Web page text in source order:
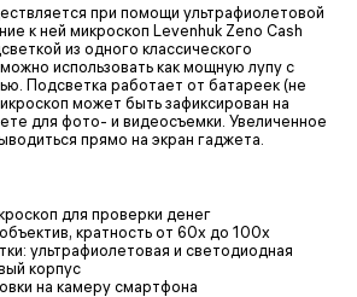
при помощи ультрафиолетовой
к ней микроскоп Levenhuk Zeno Cash
из одного классического
использовать как мощную лупу с
Подсветка работает от батареек (не
может быть зафиксирован на
для фото- и видеосъемки. Увеличенное
прямо на экран гаджета.
для проверки денег
кратность от 60х до 100х
ультрафиолетовая и светодиодная
корпус
на камеру смартфона